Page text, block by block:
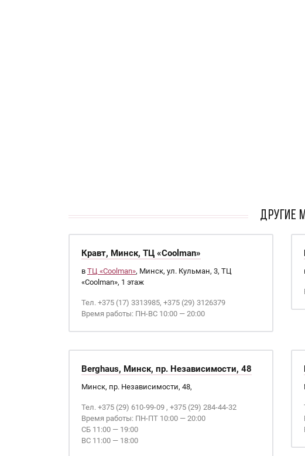
ДРУГИЕ
Кравт, Минск, ТЦ «Coolman»
в ТЦ «Coolman», Минск, ул. Кульман, 3, ТЦ
«Coolman», 1 этаж
Тел. +375 (17) 3313985, +375 (29) 3126379
Время работы: ПН-ВС 10:00 — 20:00
Berghaus, Минск, пр. Независимости, 48
Минск, пр. Независимости, 48,
Тел. +375 (29) 610-99-09 , +375 (29) 284-44-32
Время работы: ПН-ПТ 10:00 — 20:00
СБ 11:00 — 19:00
ВС 11:00 — 18:00